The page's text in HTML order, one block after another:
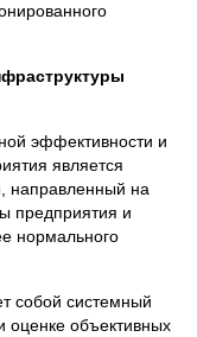
эффективности и
является
направленный на
предприятия и
нормального
собой системный
оценке объективных